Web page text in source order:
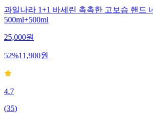
과일나라 1+1 바세린 촉촉한 고보습 핸드
500ml+500ml
25,000원
52%11,900원
4.7